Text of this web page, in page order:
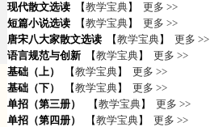
现代散文选读 【教学宝典】 更多 >>
短篇小说选读 【教学宝典】 更多 >>
唐宋八大家散文选读 【教学宝典】 更多 >>
语言规范与创新 【教学宝典】 更多 >>
基础（上） 【教学宝典】 更多 >>
基础（下）
【教学宝典】 更多 >>
单招（第三册）
【教学宝典】 更多 >>
单招（第四册）
【教学宝典】 更多 >>